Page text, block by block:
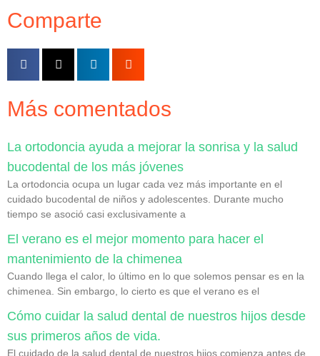
Comparte
Más comentados
La ortodoncia ayuda a mejorar la sonrisa y la salud
bucodental de los más jóvenes
La ortodoncia ocupa un lugar cada vez más importante en el
cuidado bucodental de niños y adolescentes. Durante mucho
tiempo se asoció casi exclusivamente a
El verano es el mejor momento para hacer el
mantenimiento de la chimenea
Cuando llega el calor, lo último en lo que solemos pensar es en la
chimenea. Sin embargo, lo cierto es que el verano es el
Cómo cuidar la salud dental de nuestros hijos desde
sus primeros años de vida.
El cuidado de la salud dental de nuestros hijos comienza antes de